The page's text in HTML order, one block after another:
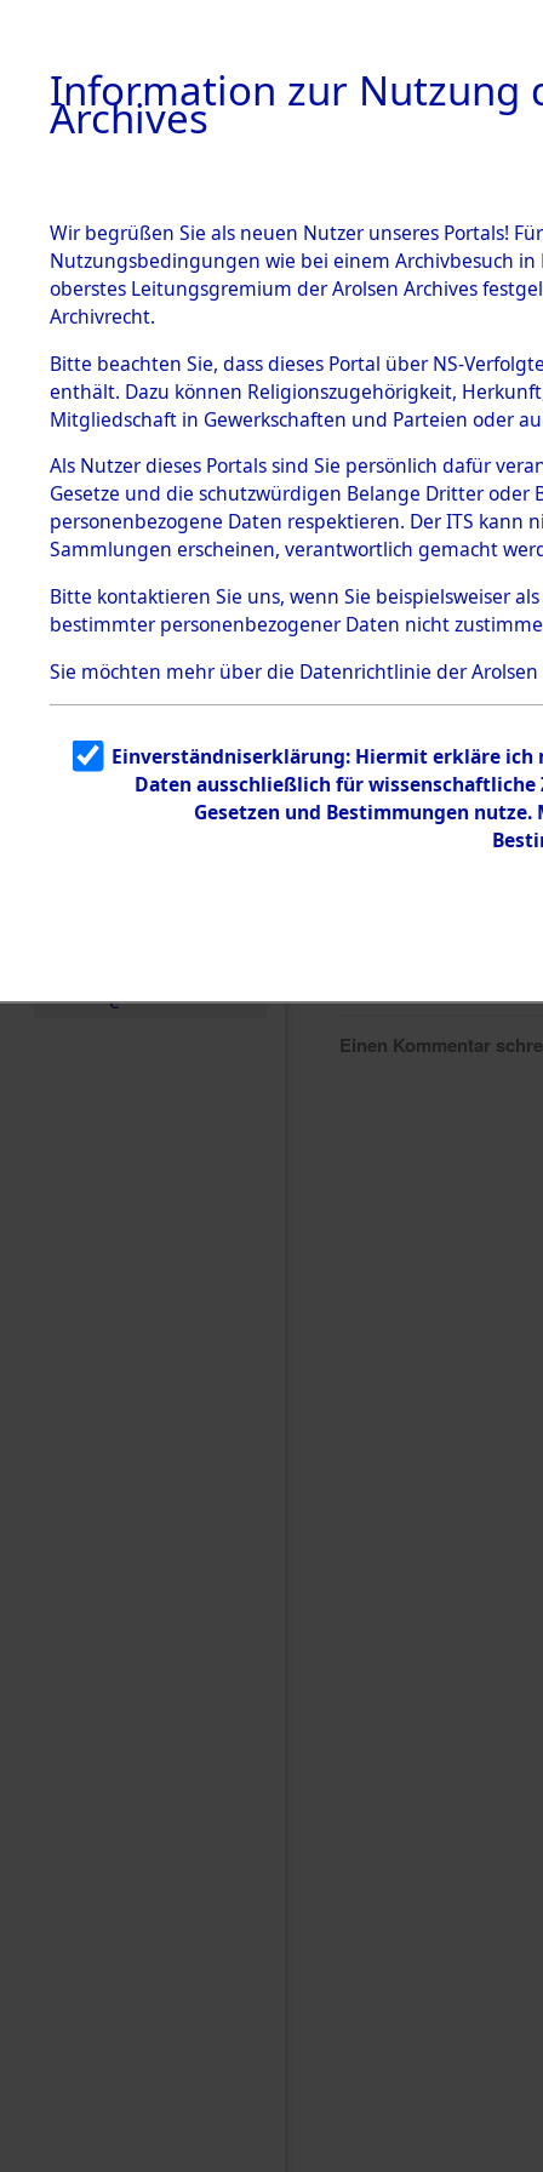
BESTÄNDE
1.
mente
5. Verschiedenes
5.3
Todesmärsche
5.3.1 Alliierte
Erhebungen
zu
Todesmärsch
en
5.3.2
g
5.3.3
Todesmärsch
e
Ebenried
→0063
Einen Kommentar
Information zur Nutzung
Archives
Wir begrüßen Sie als neuen Nutzer unseres Portals!
Nutzungsbedingungen wie bei einem Archivbesuch
oberstes Leitungsgremium der Arolsen Archives
Archivrecht.
Bitte beachten Sie, dass dieses Portal über NS-
enthält. Dazu können Religionszugehörigkeit,
Mitgliedschaft in Gewerkschaften und Parteien oder
Als Nutzer dieses Portals sind Sie persönlich dafür
Gesetze und die schutzwürdigen Belange Dritter
personenbezogene Daten respektieren. Der ITS
Sammlungen erscheinen, verantwortlich gemacht
Bitte kontaktieren Sie uns, wenn Sie beispielsweiser
bestimmter personenbezogener Daten nicht
Sie möchten mehr über die Datenrichtlinie der Arolsen
Einverständniserklärung: Hiermit erkläre ich
Daten ausschließlich für
Gesetzen und Bestimmungen